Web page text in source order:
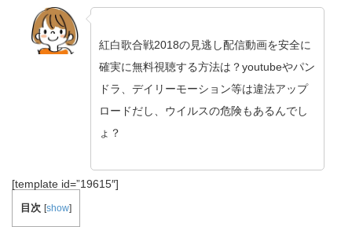
紅白歌合戦2018の見逃し配信動画を安全に
確実に無料視聴する方法は？youtubeやパン
ドラ、デイリーモーション等は違法アップ
ロードだし、ウイルスの危険もあるんでし
ょ？
[template id=”19615″]
目次 [show]